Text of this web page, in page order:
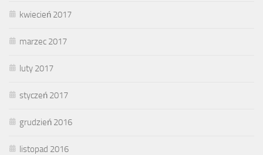
kwiecień 2017
marzec 2017
luty 2017
styczeń 2017
grudzień 2016
listopad 2016